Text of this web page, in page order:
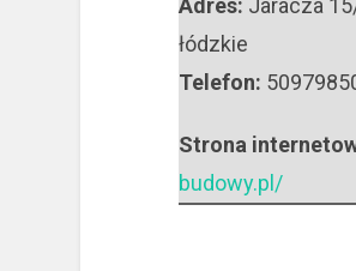
Adres: Jaracza
łódzkie
Telefon:
Strona
budowy.pl/